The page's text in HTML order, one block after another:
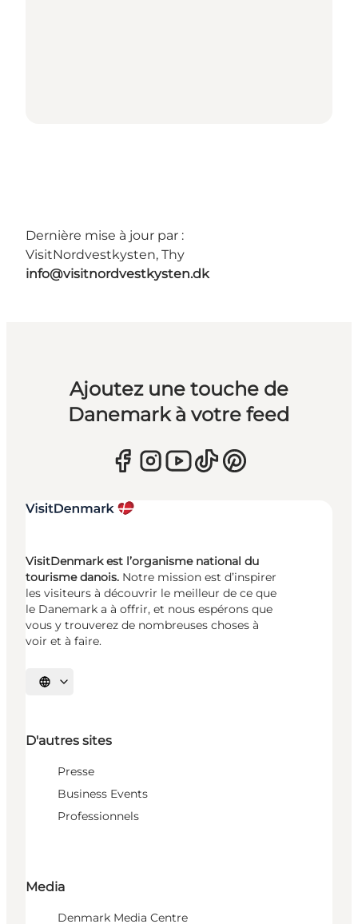
Dernière mise à jour par :
VisitNordvestkysten, Thy
info@visitnordvestkysten.dk
Ajoutez une touche de
Danemark à votre feed
VisitDenmark est l’organisme national du
tourisme danois. Notre mission est d’inspirer
les visiteurs à découvrir le meilleur de ce que
le Danemark a à offrir, et nous espérons que
vous y trouverez de nombreuses choses à
voir et à faire.
Choisissez la langue
D'autres sites
Presse
Business Events
Professionnels
Media
Denmark Media Centre